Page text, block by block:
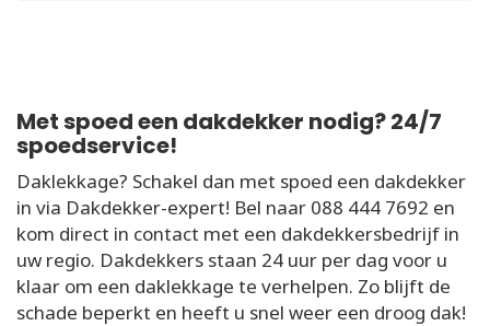
Met spoed een dakdekker nodig? 24/7
spoedservice!
Daklekkage? Schakel dan met spoed een dakdekker
in via Dakdekker-expert! Bel naar 088 444 7692 en
kom direct in contact met een dakdekkersbedrijf in
uw regio. Dakdekkers staan 24 uur per dag voor u
klaar om een daklekkage te verhelpen. Zo blijft de
schade beperkt en heeft u snel weer een droog dak!